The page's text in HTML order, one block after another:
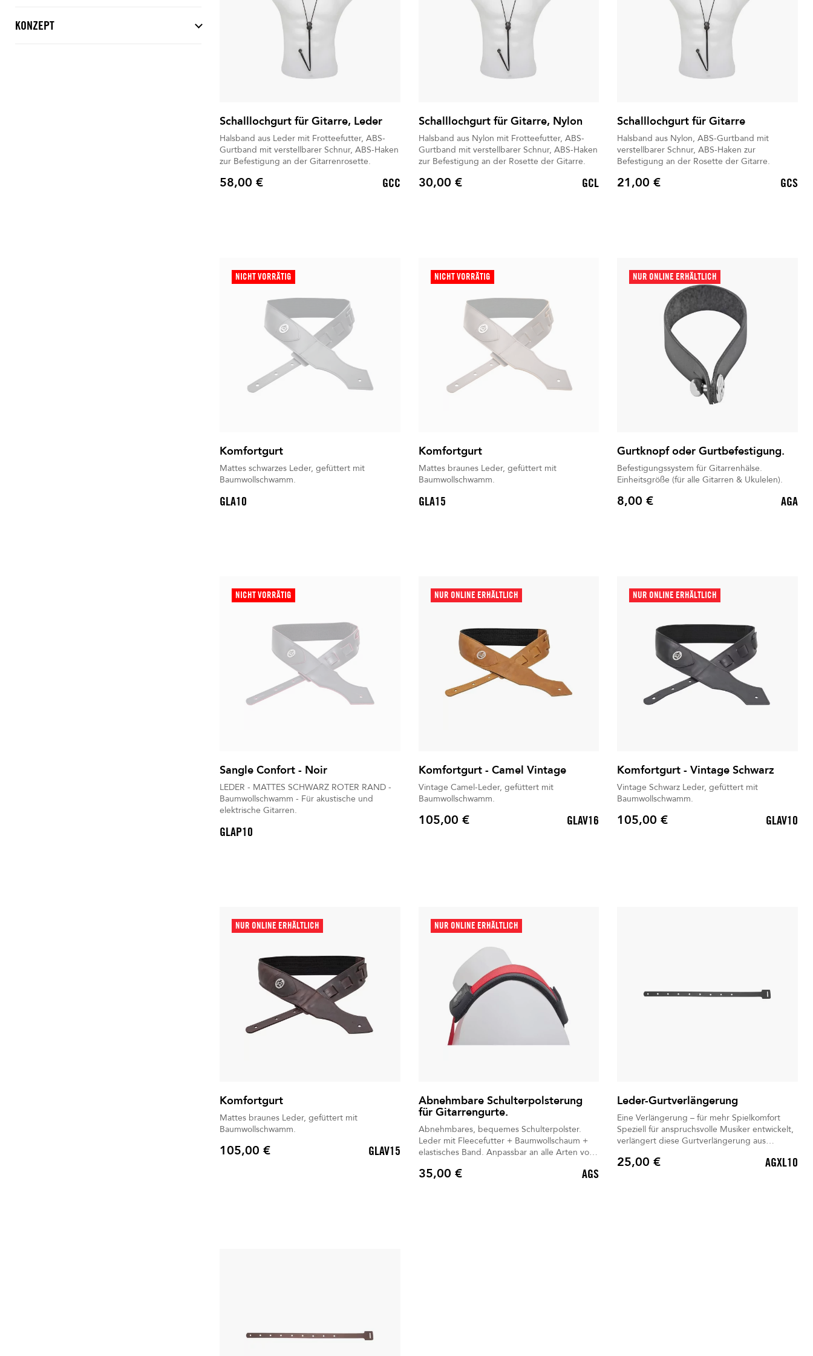
KONZEPT
Schalllochgurt für Gitarre, Leder
Halsband aus Leder mit Frotteefutter, ABS-
Gurtband mit verstellbarer Schnur, ABS-Haken
zur Befestigung an der Gitarrenrosette.
Preis
58,00 € GCC
Schalllochgurt für Gitarre, Nylon
Halsband aus Nylon mit Frotteefutter, ABS-
Gurtband mit verstellbarer Schnur, ABS-Haken
zur Befestigung an der Rosette der Gitarre.
Preis
30,00 € GCL
Schalllochgurt für Gitarre
Halsband aus Nylon, ABS-Gurtband mit
verstellbarer Schnur, ABS-Haken zur
Befestigung an der Rosette der Gitarre.
Preis
21,00 € GCS
NICHT VORRÄTIG
Komfortgurt
Mattes schwarzes Leder, gefüttert mit
Baumwollschwamm.
GLA10
NICHT VORRÄTIG
Komfortgurt
Mattes braunes Leder, gefüttert mit
Baumwollschwamm.
GLA15
NUR ONLINE ERHÄLTLICH
Gurtknopf oder Gurtbefestigung.
Befestigungssystem für Gitarrenhälse.
Einheitsgröße (für alle Gitarren & Ukulelen).
Preis
8,00 € AGA
NICHT VORRÄTIG
Sangle Confort - Noir
LEDER - MATTES SCHWARZ ROTER RAND -
Baumwollschwamm - Für akustische und
elektrische Gitarren.
GLAP10
NUR ONLINE ERHÄLTLICH
Komfortgurt - Camel Vintage
Vintage Camel-Leder, gefüttert mit
Baumwollschwamm.
Preis
105,00 € GLAV16
NUR ONLINE ERHÄLTLICH
Komfortgurt - Vintage Schwarz
Vintage Schwarz Leder, gefüttert mit
Baumwollschwamm.
Preis
105,00 € GLAV10
NUR ONLINE ERHÄLTLICH
Komfortgurt
Mattes braunes Leder, gefüttert mit
Baumwollschwamm.
Preis
105,00 € GLAV15
NUR ONLINE ERHÄLTLICH
Abnehmbare Schulterpolsterung
für Gitarrengurte.
Abnehmbares, bequemes Schulterpolster.
Leder mit Fleecefutter + Baumwollschaum +
elastisches Band. Anpassbar an alle Arten von
Preis
35,00 € AGS
Leder-Gurtverlängerung
Eine Verlängerung – für mehr Spielkomfort
Speziell für anspruchsvolle Musiker entwickelt,
verlängert diese Gurtverlängerung aus
für tiefere Spielpositionen oder das Tragen
Preis
25,00 € AGXL10